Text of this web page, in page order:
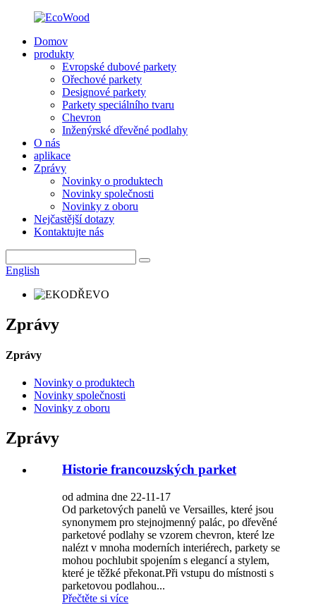
Domov
produkty
Evropské dubové parkety
Ořechové parkety
Designové parkety
Parkety speciálního tvaru
Chevron
Inženýrské dřevěné podlahy
O nás
aplikace
Zprávy
Novinky o produktech
Novinky společnosti
Novinky z oboru
Nejčastější dotazy
Kontaktujte nás
English
Zprávy
Zprávy
Novinky o produktech
Novinky společnosti
Novinky z oboru
Zprávy
Historie francouzských parket
od admina dne 22-11-17
Od parketových panelů ve Versailles, které jsou
synonymem pro stejnojmenný palác, po dřevěné
parketové podlahy se vzorem chevron, které lze
nalézt v mnoha moderních interiérech, parkety se
mohou pochlubit spojením s elegancí a stylem,
které je těžké překonat.Při vstupu do místnosti s
parketovou podlahou...
Přečtěte si více